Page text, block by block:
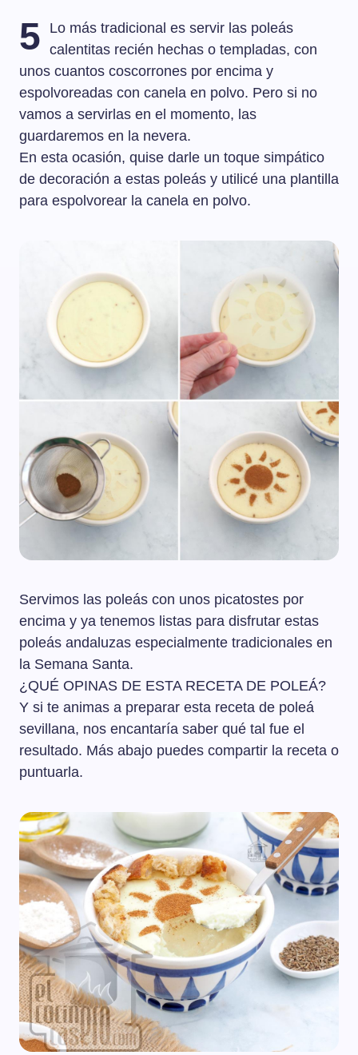
5
Lo más tradicional es servir las poleás
calentitas recién hechas o templadas, con
unos cuantos coscorrones por encima y
espolvoreadas con canela en polvo. Pero si no
vamos a servirlas en el momento, las
guardaremos en la nevera.
En esta ocasión, quise darle un toque simpático
de decoración a estas poleás y utilicé una plantilla
para espolvorear la canela en polvo.
Servimos las poleás con unos picatostes por
encima y ya tenemos listas para disfrutar estas
poleás andaluzas especialmente tradicionales en
la Semana Santa.
¿QUÉ OPINAS DE ESTA RECETA DE POLEÁ?
Y si te animas a preparar esta receta de poleá
sevillana, nos encantaría saber qué tal fue el
resultado. Más abajo puedes compartir la receta o
puntuarla.